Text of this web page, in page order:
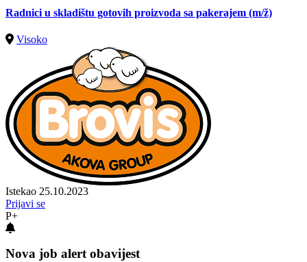
Radnici u skladištu gotovih proizvoda sa pakerajem (m/ž)
Visoko
Istekao 25.10.2023
Prijavi se
P+
Nova job alert obavijest